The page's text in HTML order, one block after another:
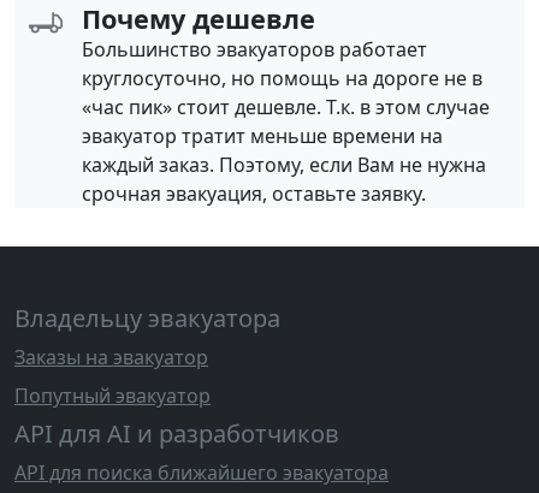
Почему дешевле
Большинство эвакуаторов работает
круглосуточно, но помощь на дороге не в
«час пик» стоит дешевле. Т.к. в этом случае
эвакуатор тратит меньше времени на
каждый заказ. Поэтому, если Вам не нужна
срочная эвакуация, оставьте заявку.
Владельцу эвакуатора
Заказы на эвакуатор
Попутный эвакуатор
API для AI и разработчиков
API для поиска ближайшего эвакуатора